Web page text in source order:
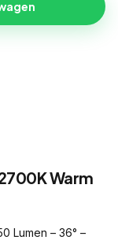
Warm
Lumen – 36° –